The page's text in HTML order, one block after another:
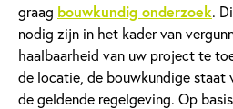
graag bouwkundig onderzoek.
nodig zijn in het kader van
haalbaarheid van uw project te
de locatie, de bouwkundige staat
de geldende regelgeving. Op